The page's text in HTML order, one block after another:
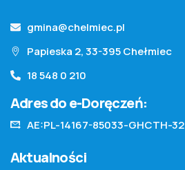
gmina@chelmiec.pl
Papieska 2, 33-395 Chełmiec
18 548 0 210
Adres do e-Doręczeń:
AE:PL-14167-85033-GHCTH-32
Aktualności